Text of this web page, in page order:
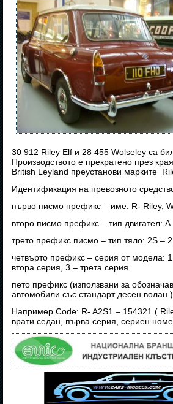
30 912 Riley Elf и 28 455 Wolseley са
Производството е прекратено през
British Leyland преустанови марките
Идентификация на превозното
първо писмо префикс – име: R- Riley,
второ писмо префикс – тип двигател: A
трето префикс писмо – тип тяло: 2S –
четвърто префикс – серия от модела:
втора серия, 3 – трета серия
пето префикс (използвани за
автомобили със стандарт десен волан
Например Code: R- A2S1 – 154321 (
врати седан, първа серия, сериен